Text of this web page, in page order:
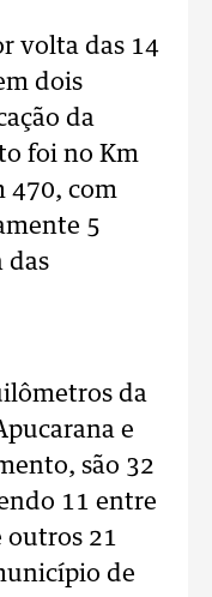
volta das 14
dois
da
foi no Km
470, com
5
das
da
e
são 32
11 entre
outros 21
de